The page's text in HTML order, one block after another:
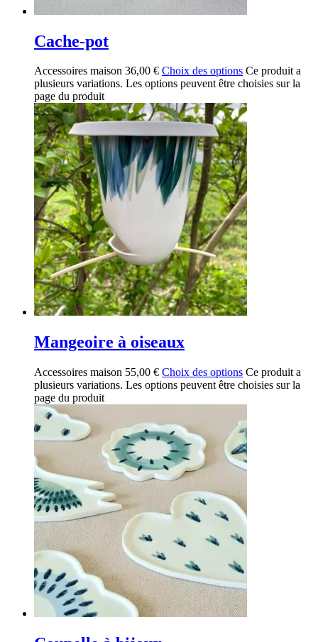
Cache-pot
Accessoires maison 36,00 € Choix des options Ce produit a
plusieurs variations. Les options peuvent être choisies sur la
page du produit
Mangeoire à oiseaux
Accessoires maison 55,00 € Choix des options Ce produit a
plusieurs variations. Les options peuvent être choisies sur la
page du produit